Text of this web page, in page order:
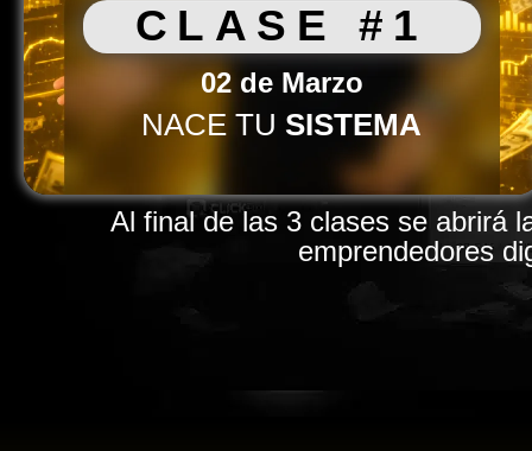
CLASE #1
02 de Marzo
NACE TU SISTEMA
Al final de las 3 clases se abrirá
emprendedores